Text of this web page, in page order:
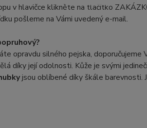
v hlavičce klikněte na tlačítko
pošleme na Vámi uvedený e-mail.
opravdu silného pejska, doporučujeme
díky její odolnosti. Kůže je svými
jsou oblíbené díky škále barevnosti.